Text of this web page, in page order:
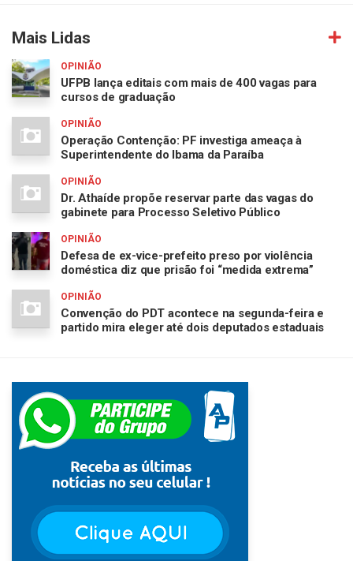
Mais Lidas
OPINIÃO
UFPB lança editais com mais de 400 vagas para
cursos de graduação
OPINIÃO
Operação Contenção: PF investiga ameaça à
Superintendente do Ibama da Paraíba
OPINIÃO
Dr. Athaíde propõe reservar parte das vagas do
gabinete para Processo Seletivo Público
OPINIÃO
Defesa de ex-vice-prefeito preso por violência
doméstica diz que prisão foi “medida extrema”
OPINIÃO
Convenção do PDT acontece na segunda-feira e
partido mira eleger até dois deputados estaduais